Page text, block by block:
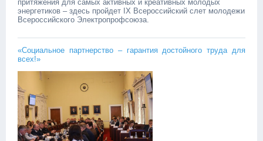
притяжения для самых активных и креативных молодых
энергетиков – здесь пройдет IX Всероссийский слет молодежи
Всероссийского Электропрофсоюза.
«Социальное партнерство – гарантия достойного труда для
всех!»